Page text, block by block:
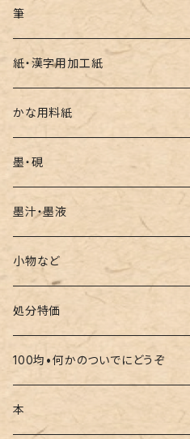
筆
紙・漢字用加工紙
漢字用加工紙
かな用料紙
墨・硯
墨汁・墨液
小物など
処分特価
100均•何かのついでにどうぞ
本